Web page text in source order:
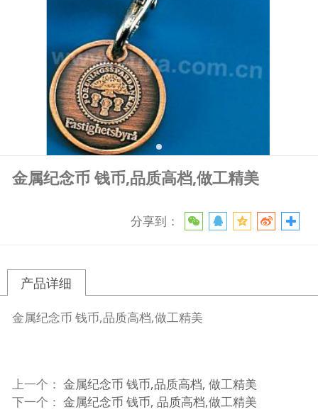
金属纪念币 钱币,品质高档,做工精美
分享到：
产品详细
金属纪念币 钱币,品质高档,做工精美
上一个： 金属纪念币 钱币,品质高档, 做工精美
下一个： 金属纪念币 钱币, 品质高档,做工精美